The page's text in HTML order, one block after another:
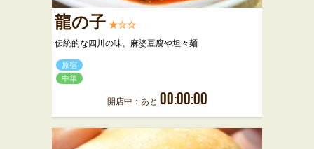
龍の子 ★☆☆
伝統的な四川の味、麻婆豆腐や坦々麺
原宿
中華
開店中：あと 00:00:00